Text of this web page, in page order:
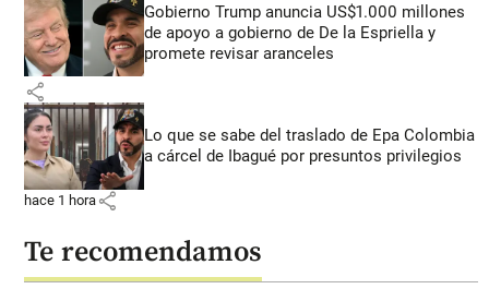
Gobierno Trump anuncia US$1.000 millones
de apoyo a gobierno de De la Espriella y
promete revisar aranceles
share
Lo que se sabe del traslado de Epa Colombia
a cárcel de Ibagué por presuntos privilegios
hace 1 hora share
Te recomendamos